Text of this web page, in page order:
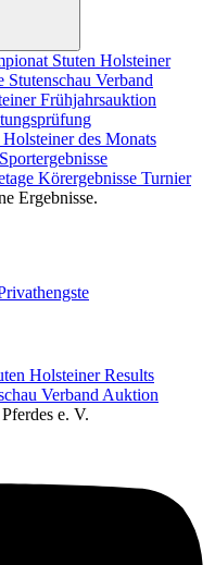
Stuten Holsteiner
Stutenschau Verband
Frühjahrsauktion
Holsteiner des Monats
Sportergebnisse
Körergebnisse Turnier
Ergebnisse.
Holsteiner Results
Verband Auktion
e. V.